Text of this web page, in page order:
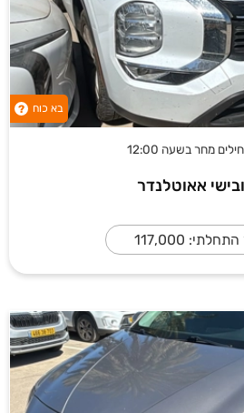
בא כוח ?
מחר בשעה 12:00
אאוטלנדר
117,000